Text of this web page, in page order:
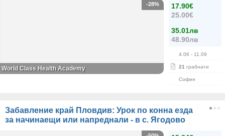
17.90€
25.00€
35.01лв
48.90лв
4.06 - 11.09
21 грабнати
София
-28%
World Class Health Academy
Забавление край Пловдив: Урок по конна езда
за начинаещи или напреднали - в с. Ягодово